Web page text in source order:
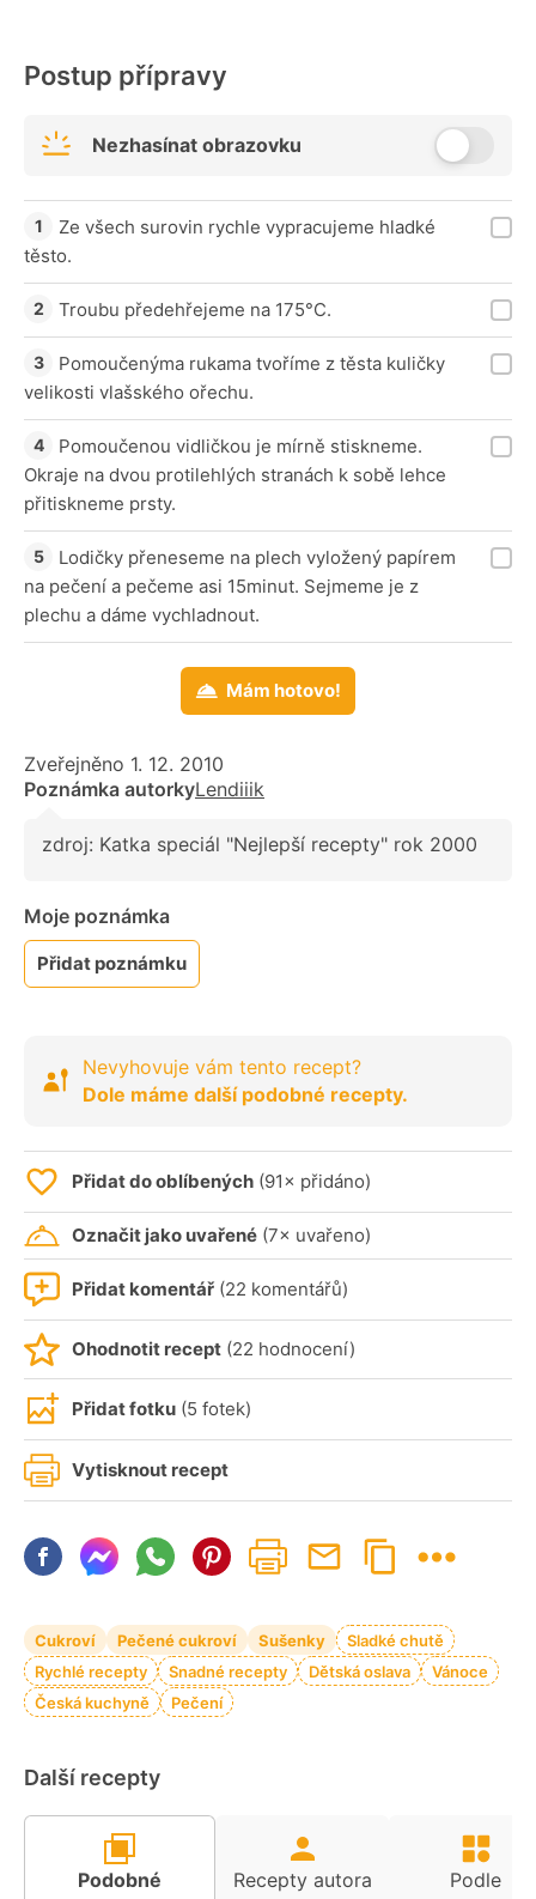
Postup přípravy
Nezhasínat obrazovku
Ze všech surovin rychle vypracujeme hladké
těsto.
Troubu předehřejeme na 175°C.
Pomoučenýma rukama tvoříme z těsta kuličky
velikosti vlašského ořechu.
Pomoučenou vidličkou je mírně stiskneme.
Okraje na dvou protilehlých stranách k sobě lehce
přitiskneme prsty.
Lodičky přeneseme na plech vyložený papírem
na pečení a pečeme asi 15minut. Sejmeme je z
plechu a dáme vychladnout.
Mám hotovo!
Zveřejněno 1. 12. 2010
Poznámka autorkyLendiiik
zdroj: Katka speciál "Nejlepší recepty" rok 2000
Moje poznámka
Přidat poznámku
Nevyhovuje vám tento recept?
Dole máme další podobné recepty.
Přidat do oblíbených (91× přidáno)
Označit jako uvařené (7× uvařeno)
Přidat komentář (22 komentářů)
Ohodnotit recept (22 hodnocení)
Přidat fotku (5 fotek)
Vytisknout recept
Cukroví Pečené cukroví Sušenky
Sladké chutě
Rychlé recepty
Snadné recepty Dětská oslava
Vánoce
Česká kuchyně
Pečení
Další recepty
Podobné
Recepty autora
Podle